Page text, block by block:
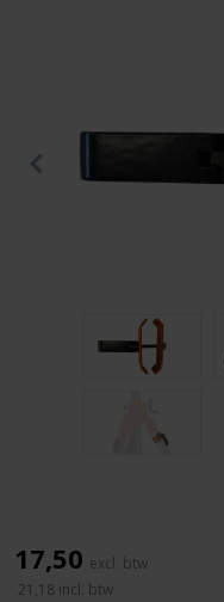
21,18 incl. btw
17,50